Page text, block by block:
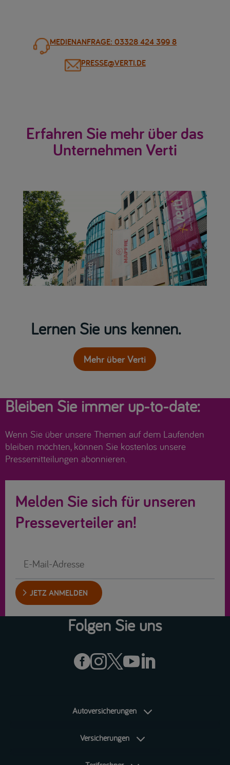
MEDIENANFRAGE: 03328 424 399 8
PRESSE@VERTI.DE
Erfahren Sie mehr über das
Unternehmen Verti
Lernen Sie uns kennen.
Mehr über Verti
Bleiben Sie immer up-to-date:
Wenn Sie über unsere Themen auf dem Laufenden
bleiben möchten, können Sie kostenlos unsere
Pressemitteilungen abonnieren.
Melden Sie sich für unseren
Presseverteiler an!
JETZ ANMELDEN
Folgen Sie uns

Autoversicherungen
Versicherungen